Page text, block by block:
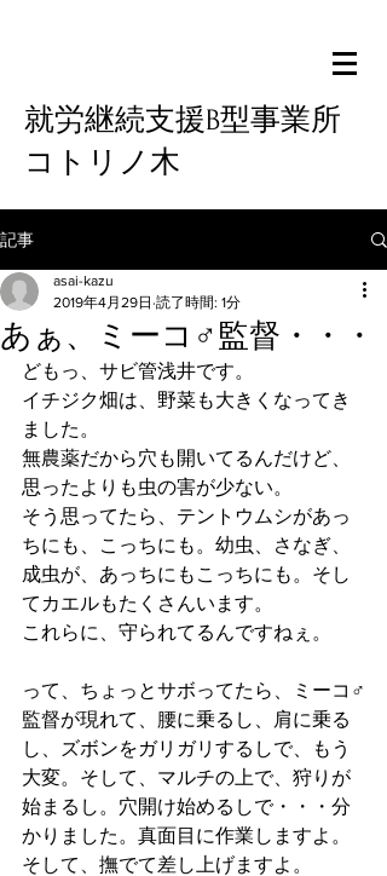
就労継続支援B型事業所
コトリノ木
記事
あぁ、ミーコ♂監督・・・
asai-kazu
2019年4月29日 読了時間: 1分
どもっ、サビ管浅井です。
イチジク畑は、野菜も大きくなってき
ました。
無農薬だから穴も開いてるんだけど、
思ったよりも虫の害が少ない。
そう思ってたら、テントウムシがあっ
ちにも、こっちにも。幼虫、さなぎ、
成虫が、あっちにもこっちにも。そし
てカエルもたくさんいます。
これらに、守られてるんですねぇ。
って、ちょっとサボってたら、ミーコ♂
監督が現れて、腰に乗るし、肩に乗る
し、ズボンをガリガリするしで、もう
大変。そして、マルチの上で、狩りが
始まるし。穴開け始めるしで・・・分
かりました。真面目に作業しますよ。
そして、撫でて差し上げますよ。